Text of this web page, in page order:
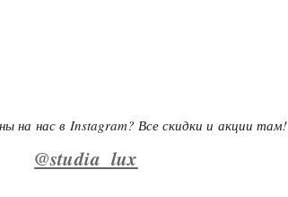
на нас в Instagram? Все скидки и акции там!
@studia_lux